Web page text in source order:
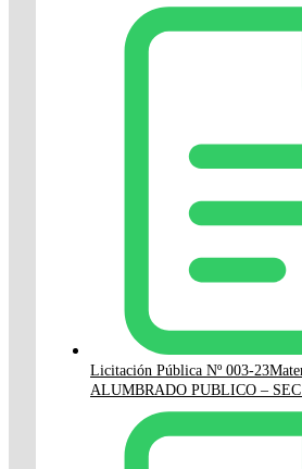
Licitación Pública Nº 003-
ALUMBRADO PUBLICO –